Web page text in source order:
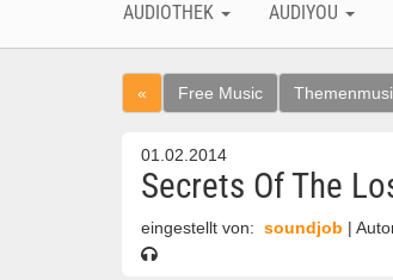
AUDIOTHEK AUDIYOU
« Free Music
01.02.2014
Secrets Of The
eingestellt von: soundjob |